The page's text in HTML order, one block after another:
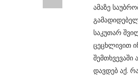
ამაზე
საკუთარ
ცეცხლივით
დავდებ აქ.